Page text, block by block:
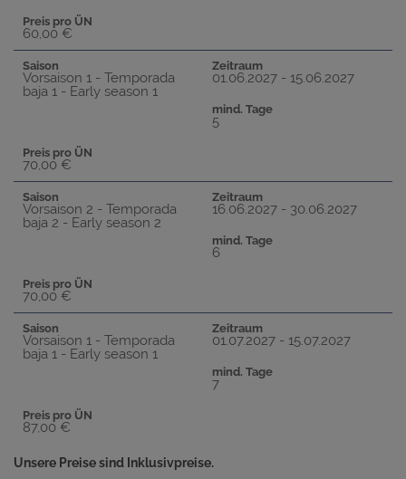
Preis pro ÜN
60,00 €
Saison
Vorsaison 1 - Temporada
baja 1 - Early season 1
Zeitraum
01.06.2027 - 15.06.2027
mind. Tage
5
Preis pro ÜN
70,00 €
Saison
Vorsaison 2 - Temporada
baja 2 - Early season 2
Zeitraum
16.06.2027 - 30.06.2027
mind. Tage
6
Preis pro ÜN
70,00 €
Saison
Vorsaison 1 - Temporada
baja 1 - Early season 1
Zeitraum
01.07.2027 - 15.07.2027
mind. Tage
7
Preis pro ÜN
87,00 €
Unsere Preise sind Inklusivpreise.